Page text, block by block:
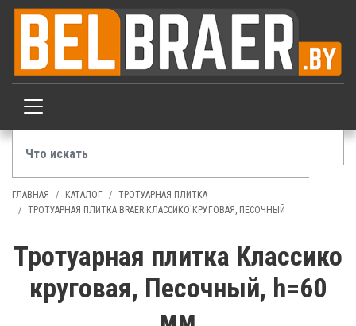
ГЛАВНАЯ КАТАЛОГ
ТРОТУАРНАЯ ПЛИТКА
ТРОТУАРНАЯ ПЛИТКА BRAER КЛАССИКО КРУГОВАЯ, ПЕСОЧНЫЙ
Тротуарная плитка Классико
круговая, Песочный, h=60
мм